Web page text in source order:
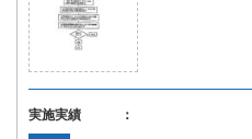
実施実績 ：